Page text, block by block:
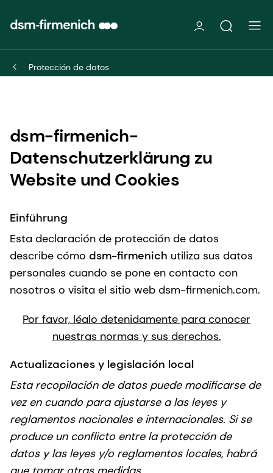
Protección de datos
dsm-firmenich-
Datenschutzerklärung zu
Website und Cookies
Einführung
Esta declaración de protección de datos
describe cómo dsm-firmenich utiliza sus datos
personales cuando se pone en contacto con
nosotros o visita el sitio web dsm-firmenich.com.
Por favor, léalo detenidamente para conocer
nuestras normas y sus derechos.
Actualizaciones y legislación local
Esta recopilación de datos puede modificarse de
vez en cuando para ajustarse a las leyes y
reglamentos nacionales e internacionales. Si se
produce un conflicto entre la protección de
datos y las leyes y/o reglamentos locales, habrá